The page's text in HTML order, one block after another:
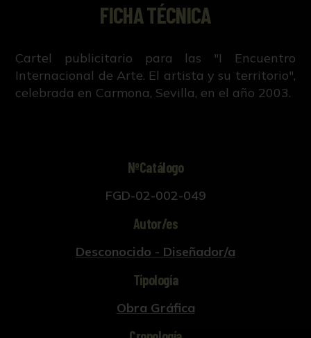
FICHA TÉCNICA
Cartel publicitario para las "I Encuentro
Internacional de Arte. El artista y su territorio",
celebrada en Carmona, Sevilla, en el año 2003.
NºCatálogo
FGD-02-002-049
Autor/es
Desconocido - Diseñador/a
Tipología
Obra Gráfica